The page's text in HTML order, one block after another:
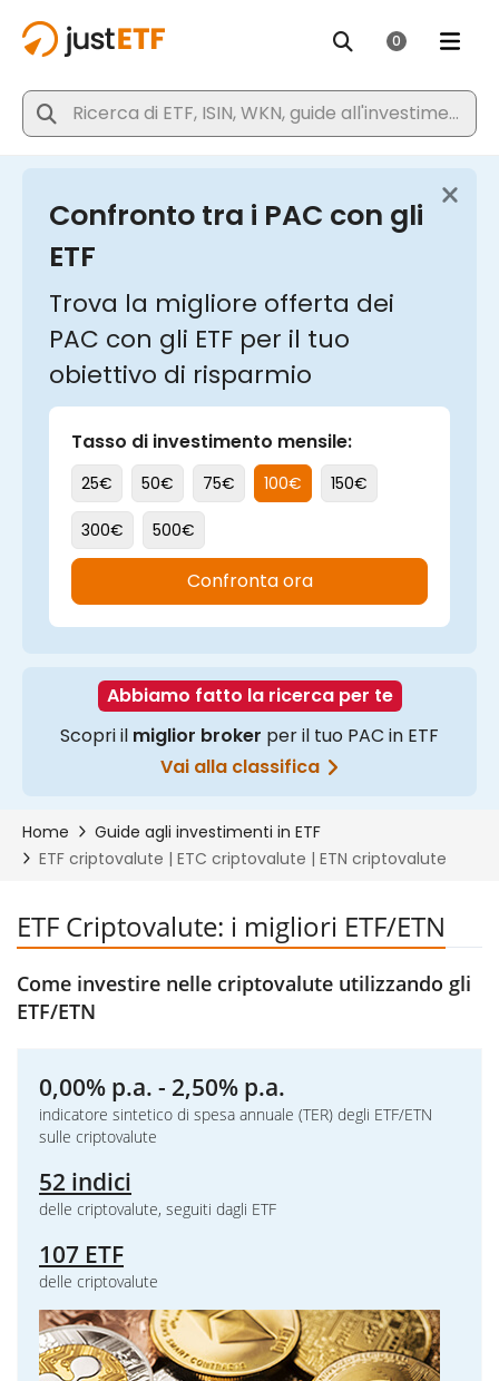
ETF Criptovalute: i migliori ETF/ETN
Come investire nelle criptovalute utilizzando gli
ETF/ETN
0,00% p.a. - 2,50% p.a.
indicatore sintetico di spesa annuale (TER) degli ETF/ETN
sulle criptovalute
52 indici
delle criptovalute, seguiti dagli ETF
107 ETF
delle criptovalute